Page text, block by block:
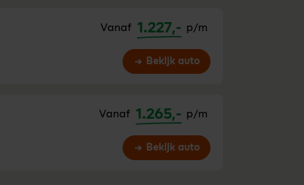
Vanaf 1.227,- p/m
Bekijk auto
Vanaf 1.265,- p/m
Bekijk auto